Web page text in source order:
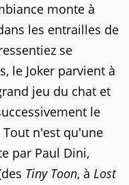
monte à
les entrailles de
se
le Joker parvient à
jeu du chat et
le
n'est qu'une
par Paul Dini,
Tiny Toon, à Lost